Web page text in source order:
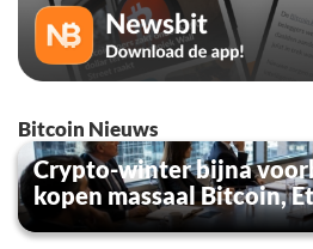
Bitcoin Nieuws
Crypto-winter bijna
kopen massaal Bitcoin,